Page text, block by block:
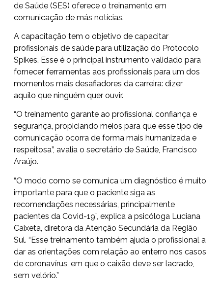
de Saúde (SES) oferece o treinamento em
comunicação de más notícias.
A capacitação tem o objetivo de capacitar
profissionais de saúde para utilização do Protocolo
Spikes. Esse é o principal instrumento validado para
fornecer ferramentas aos profissionais para um dos
momentos mais desafiadores da carreira: dizer
aquilo que ninguém quer ouvir.
“O treinamento garante ao profissional confiança e
segurança, propiciando meios para que esse tipo de
comunicação ocorra de forma mais humanizada e
respeitosa”, avalia o secretário de Saúde, Francisco
Araújo.
“O modo como se comunica um diagnóstico é muito
importante para que o paciente siga as
recomendações necessárias, principalmente
pacientes da Covid-19”, explica a psicóloga Luciana
Caixeta, diretora da Atenção Secundária da Região
Sul. “Esse treinamento também ajuda o profissional a
dar as orientações com relação ao enterro nos casos
de coronavírus, em que o caixão deve ser lacrado,
sem velório.”